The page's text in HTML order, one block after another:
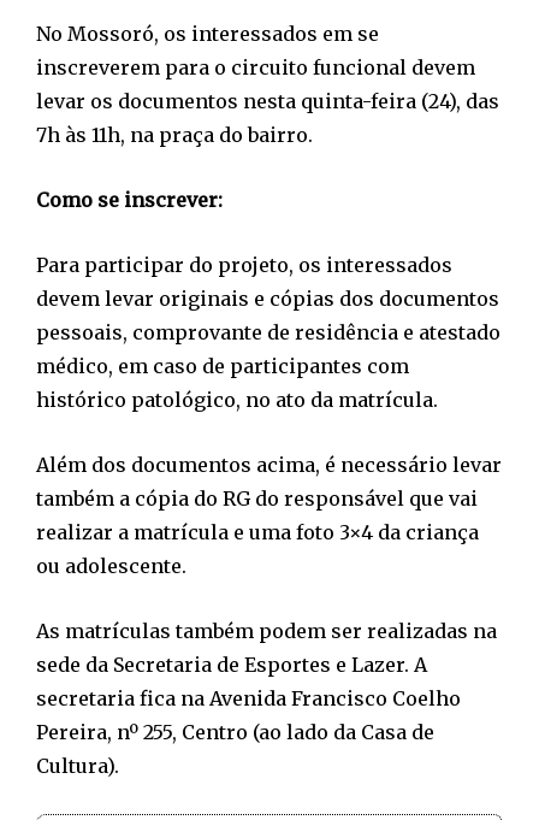
No Mossoró, os interessados em se
inscreverem para o circuito funcional devem
levar os documentos nesta quinta-feira (24), das
7h às 11h, na praça do bairro.
Como se inscrever:
Para participar do projeto, os interessados
devem levar originais e cópias dos documentos
pessoais, comprovante de residência e atestado
médico, em caso de participantes com
histórico patológico, no ato da matrícula.
Além dos documentos acima, é necessário levar
também a cópia do RG do responsável que vai
realizar a matrícula e uma foto 3×4 da criança
ou adolescente.
As matrículas também podem ser realizadas na
sede da Secretaria de Esportes e Lazer. A
secretaria fica na Avenida Francisco Coelho
Pereira, nº 255, Centro (ao lado da Casa de
Cultura).